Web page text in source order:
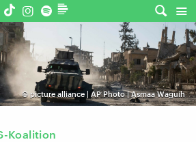
© picture alliance | AP Photo | Asmaa Waguih
Koalition